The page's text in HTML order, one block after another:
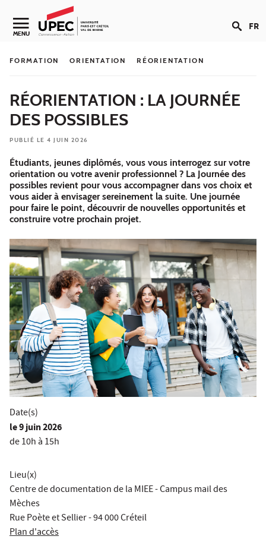
Aller au contenu
Navigation secondaire
MENU FR
FORMATION ORIENTATION RÉORIENTATION
RÉORIENTATION : LA JOURNÉE
DES POSSIBLES
PUBLIÉ LE 4 JUIN 2026
Étudiants, jeunes diplômés, vous vous interrogez sur votre
orientation ou votre avenir professionnel ? La Journée des
possibles revient pour vous accompagner dans vos choix et
vous aider à envisager sereinement la suite. Une journée
pour faire le point, découvrir de nouvelles opportunités et
construire votre prochain projet.
Date(s)
le9 juin 2026
de 10h à 15h
Lieu(x)
Centre de documentation de la MIEE - Campus mail des
Mèches
Rue Poète et Sellier - 94 000 Créteil
Plan d'accès